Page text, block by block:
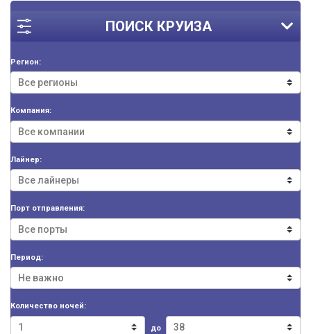
ПОИСК КРУИЗА
Регион:
Компания:
Лайнер:
Порт отправления:
Период:
Количество ночей:
до